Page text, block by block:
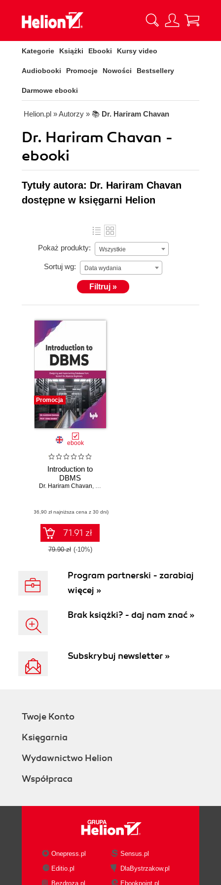
Kategorie Książki Ebooki Kursy video
Audiobooki Promocje Nowości Bestsellery
Darmowe ebooki
Helion.pl » Autorzy » 📚 Dr. Hariram Chavan
Dr. Hariram Chavan -
ebooki
Tytuły autora: Dr. Hariram Chavan
dostępne w księgarni Helion
Pokaż produkty: Wszystkie
Sortuj wg: Data wydania
Filtruj »
Promocja
ebook
Introduction to
DBMS
Dr. Hariram Chavan, Prof. Sana Shaikh
(36,90 zł najniższa cena z 30 dni)
71.91 zł
79.90 zł (-10%)
Program partnerski - zarabiaj
więcej »
Brak książki? - daj nam znać »
Subskrybuj newsletter »
Twoje Konto
Księgarnia
Wydawnictwo Helion
Współpraca
Onepress.pl
Sensus.pl
Editio.pl
DlaBystrzakow.pl
Bezdroza.pl
Ebookpoint.pl